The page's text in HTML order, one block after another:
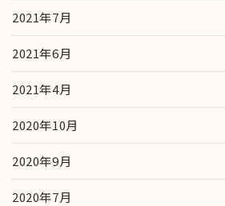
2021年7月
2021年6月
2021年4月
2020年10月
2020年9月
2020年7月